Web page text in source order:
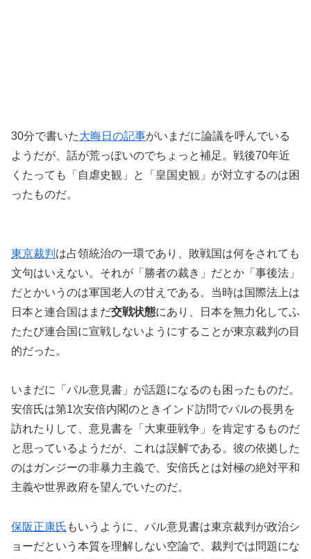
30分で書いた大晦日の記事がいまだに論議を呼んでいる
ようだが、話が荒っぽいのでちょっと補足。戦後70年近
くたっても「自虐史観」と「皇国史観」が対立するのは困
ったものだ。
東京裁判 は占領統治の一環であり、敗戦国は何をされても
文句はいえない。それが「勝者の裁き」だとか「事後法」
だとかいうのは軍国老人の甘えである。当時は国際法上は
日本と連合国はまだ交戦状態にあり、日本を無力化してふ
たたび連合国に宣戦しないようにすることが東京裁判の目
的だった。
いまだに「パル意見書」が話題になるのも困ったものだ。
安倍氏は第1次安倍内閣のときインド訪問でパルの長男を
訪れたりして、意見書を「大東亜戦争」を肯定するものだ
と思っているようだが、これは誤解である。彼の依拠した
のはガンジーの非暴力主義で、安倍氏とは対極の絶対平和
主義や世界政府を望んでいたのだ。
保阪正康氏 もいうように、パル意見書は東京裁判が政治シ
ョーだという本質を理解しない空論で、裁判では問題にな